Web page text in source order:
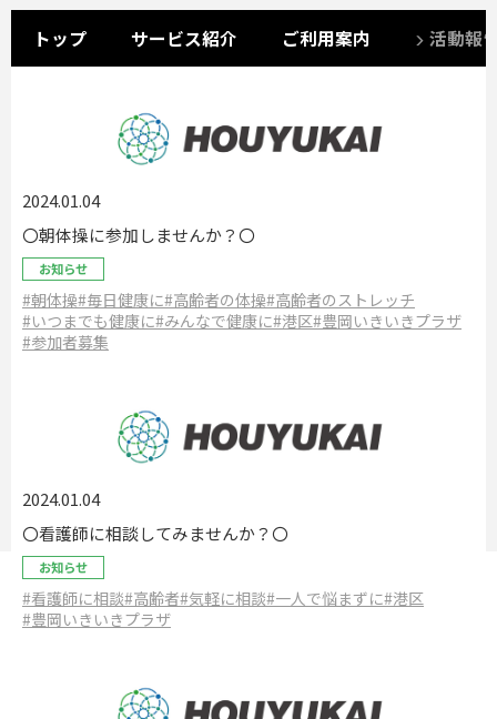
トップ サービス紹介 ご利用案内 活動報
2024.01.04
〇朝体操に参加しませんか？〇
お知らせ
#朝体操#毎日健康に#高齢者の体操#高齢者のストレッチ
#いつまでも健康に#みんなで健康に#港区#豊岡いきいきプラザ
#参加者募集
2024.01.04
〇看護師に相談してみませんか？〇
お知らせ
#看護師に相談#高齢者#気軽に相談#一人で悩まずに#港区
#豊岡いきいきプラザ